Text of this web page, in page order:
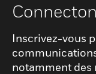
Inscrivez-vous
notamment des